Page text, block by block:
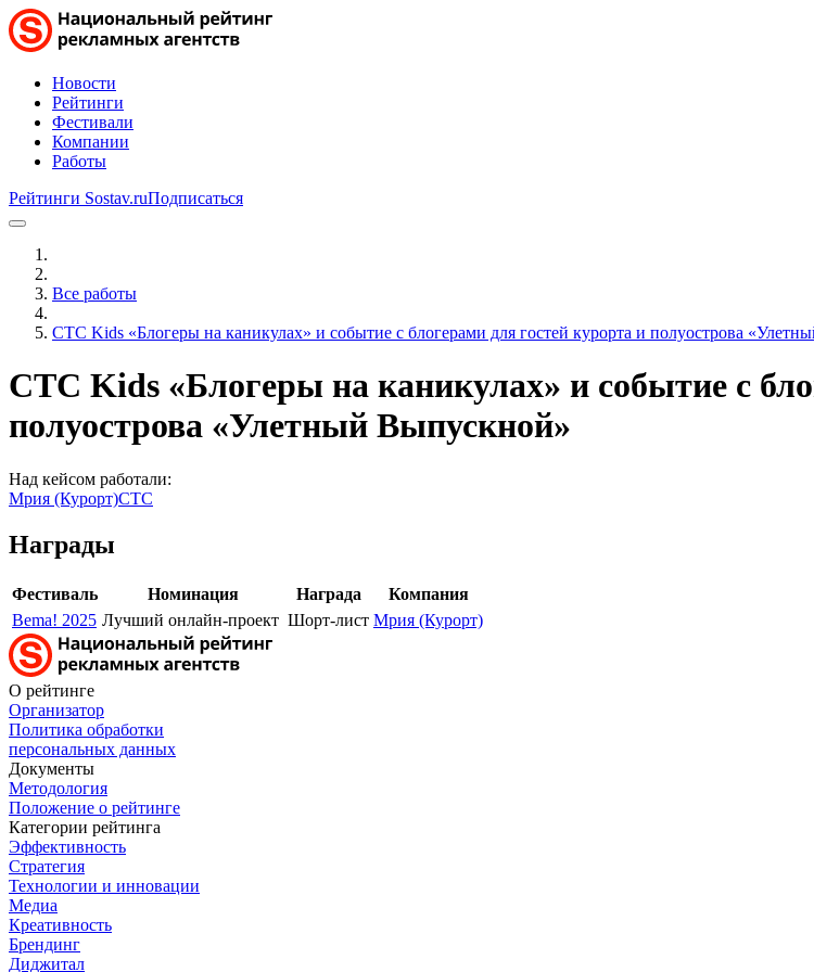
Новости
Рейтинги
Фестивали
Компании
Работы
Рейтинги Sostav.ruПодписаться
Все работы
СТС Kids «Блогеры на каникулах» и событие с блогерами для гостей курорта и полуострова
СТС Kids «Блогеры на каникулах» и событие с
полуострова «Улетный Выпускной»
Над кейсом работали:
Мрия (Курорт)СТС
Награды
Фестиваль Номинация Награда
Компания
Bema! 2025 Лучший онлайн-проект Шорт-лист Мрия (Курорт)
О рейтинге
Организатор
Политика обработки
персональных данных
Документы
Методология
Положение о рейтинге
Категории рейтинга
Эффективность
Стратегия
Технологии и инновации
Медиа
Креативность
Брендинг
Диджитал